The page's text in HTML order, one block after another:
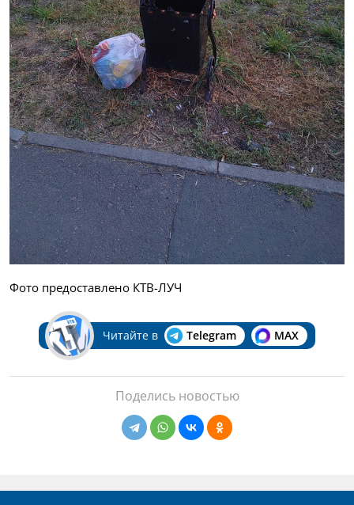
Фото предоставлено КТВ-ЛУЧ
Читайте в Telegram MAX
Поделись новостью